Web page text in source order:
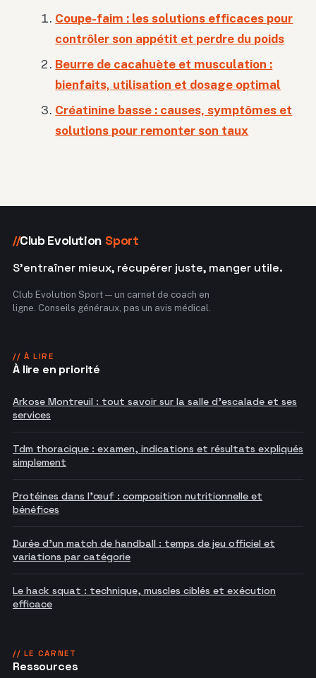
Coupe-faim : les solutions efficaces pour
contrôler son appétit et perdre du poids
Beurre de cacahuète et musculation :
bienfaits, utilisation et dosage optimal
Créatinine basse : causes, symptômes et
solutions pour remonter son taux
//Club Evolution Sport
S'entraîner mieux, récupérer juste, manger utile.
Club Evolution Sport — un carnet de coach en
ligne. Conseils généraux, pas un avis médical.
// À LIRE
À lire en priorité
Arkose Montreuil : tout savoir sur la salle d'escalade et ses
services
Tdm thoracique : examen, indications et résultats expliqués
simplement
Protéines dans l'œuf : composition nutritionnelle et
bénéfices
Durée d'un match de handball : temps de jeu officiel et
variations par catégorie
Le hack squat : technique, muscles ciblés et exécution
efficace
// LE CARNET
Ressources